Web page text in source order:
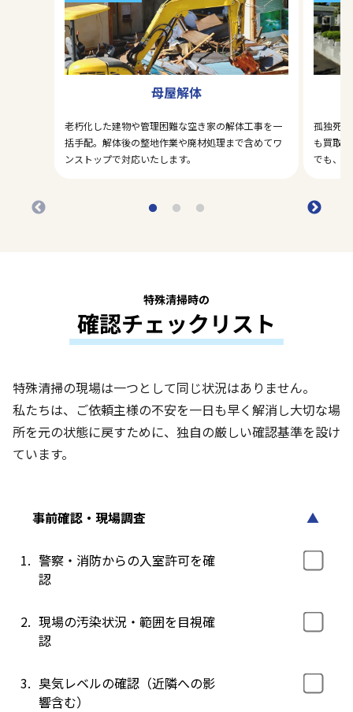
母屋解体
老朽化した建物や管理困難な空き家の解体工事を一
括手配。解体後の整地作業や廃材処理まで含めてワ
ンストップで対応いたします。
孤独死
も買取
でも、
特殊清掃時の
確認チェックリスト
特殊清掃の現場は一つとして同じ状況はありません。
私たちは、ご依頼主様の不安を一日も早く解消し大切な場
所を元の状態に戻すために、独自の厳しい確認基準を設け
ています。
事前確認・現場調査 ▲
1. 警察・消防からの入室許可を確
認
2. 現場の汚染状況・範囲を目視確
認
3. 臭気レベルの確認（近隣への影
響含む）